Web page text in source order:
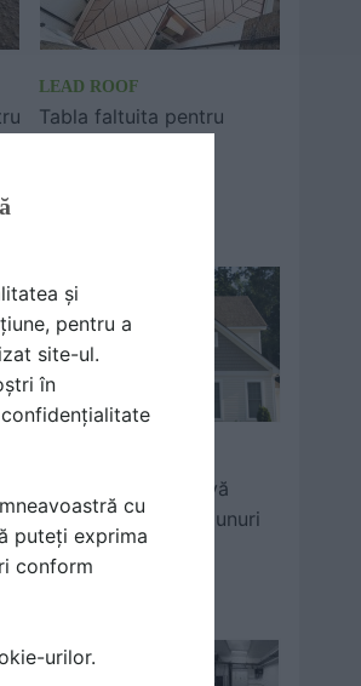
LEAD ROOF
Tabla faltuita pentru
Asigurare facultativă
pentru locuință și bunuri
și
pentru a
site-ul.
în
cu
puteți exprima
conform
urilor.